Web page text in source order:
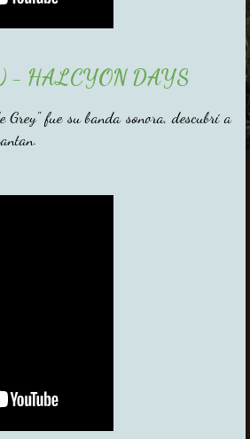
- HALCYON DAYS
fue su banda sonora, descubrí a